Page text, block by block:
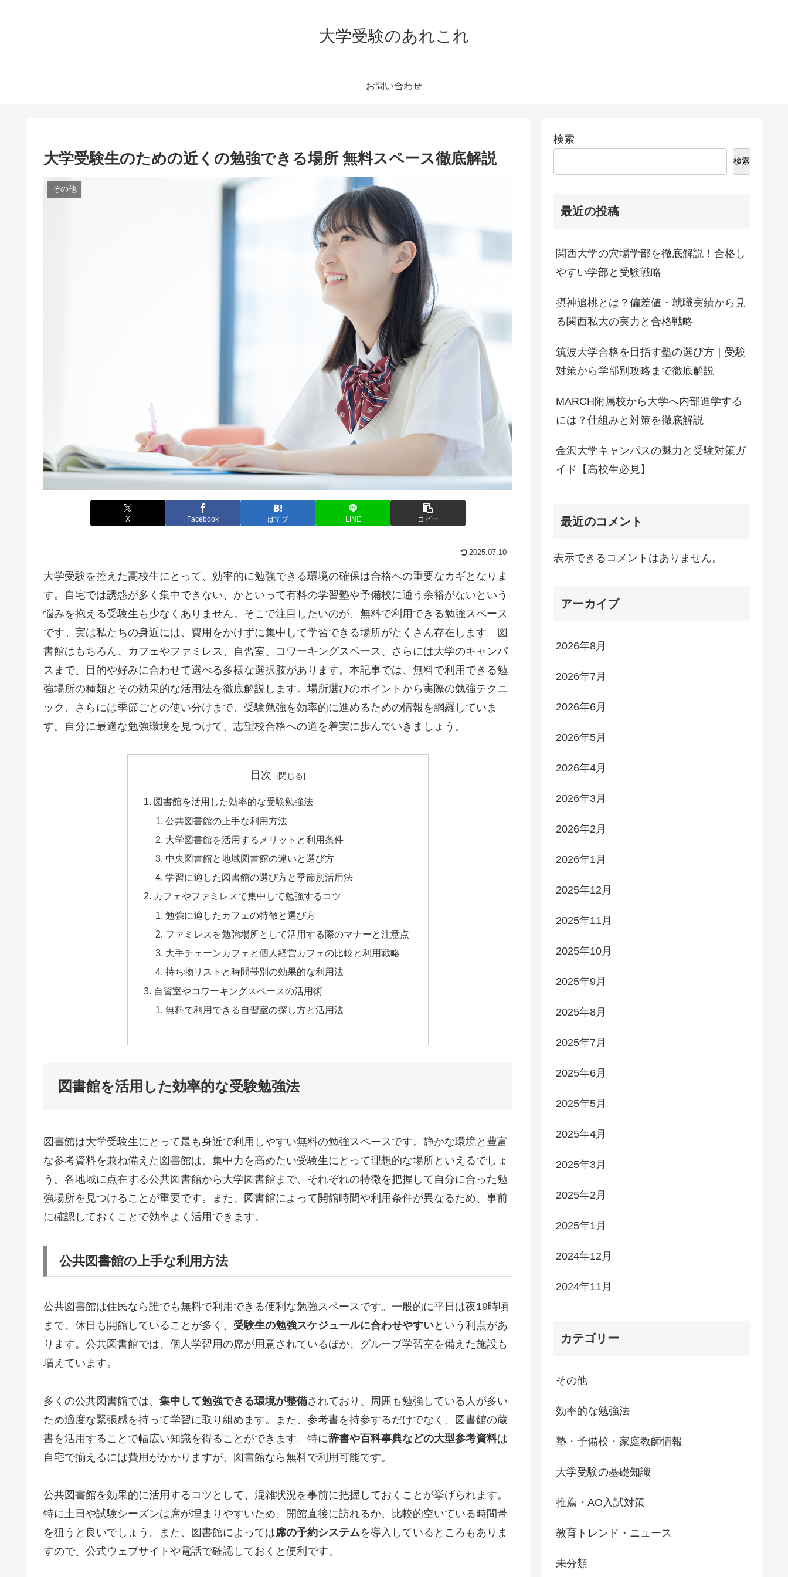
大学受験のあれこれ
お問い合わせ
大学受験生のための近くの勉強できる場所 無料スペース徹底解説
その他
X Facebook はてブ LINE コピー
2025.07.10
大学受験を控えた高校生にとって、効率的に勉強できる環境の確保は合格への重要なカギとなりま
す。自宅では誘惑が多く集中できない、かといって有料の学習塾や予備校に通う余裕がないという
悩みを抱える受験生も少なくありません。そこで注目したいのが、無料で利用できる勉強スペース
です。実は私たちの身近には、費用をかけずに集中して学習できる場所がたくさん存在します。図
書館はもちろん、カフェやファミレス、自習室、コワーキングスペース、さらには大学のキャンパ
スまで、目的や好みに合わせて選べる多様な選択肢があります。本記事では、無料で利用できる勉
強場所の種類とその効果的な活用法を徹底解説します。場所選びのポイントから実際の勉強テクニ
ック、さらには季節ごとの使い分けまで、受験勉強を効率的に進めるための情報を網羅していま
す。自分に最適な勉強環境を見つけて、志望校合格への道を着実に歩んでいきましょう。
目次
図書館を活用した効率的な受験勉強法
公共図書館の上手な利用方法
大学図書館を活用するメリットと利用条件
中央図書館と地域図書館の違いと選び方
学習に適した図書館の選び方と季節別活用法
カフェやファミレスで集中して勉強するコツ
勉強に適したカフェの特徴と選び方
ファミレスを勉強場所として活用する際のマナーと注意点
大手チェーンカフェと個人経営カフェの比較と利用戦略
持ち物リストと時間帯別の効果的な利用法
自習室やコワーキングスペースの活用術
無料で利用できる自習室の探し方と活用法
図書館を活用した効率的な受験勉強法
図書館は大学受験生にとって最も身近で利用しやすい無料の勉強スペースです。静かな環境と豊富
な参考資料を兼ね備えた図書館は、集中力を高めたい受験生にとって理想的な場所といえるでしょ
う。各地域に点在する公共図書館から大学図書館まで、それぞれの特徴を把握して自分に合った勉
強場所を見つけることが重要です。また、図書館によって開館時間や利用条件が異なるため、事前
に確認しておくことで効率よく活用できます。
公共図書館の上手な利用方法
公共図書館は住民なら誰でも無料で利用できる便利な勉強スペースです。一般的に平日は夜19時頃
まで、休日も開館していることが多く、 受験生の勉強スケジュールに合わせやすいという利点があ
ります。公共図書館では、個人学習用の席が用意されているほか、グループ学習室を備えた施設も
増えています。
多くの公共図書館では、 集中して勉強できる環境が整備されており、周囲も勉強している人が多い
ため適度な緊張感を持って学習に取り組めます。また、参考書を持参するだけでなく、図書館の蔵
書を活用することで幅広い知識を得ることができます。特に辞書や百科事典などの大型参考資料は
自宅で揃えるには費用がかかりますが、図書館なら無料で利用可能です。
公共図書館を効果的に活用するコツとして、混雑状況を事前に把握しておくことが挙げられます。
特に土日や試験シーズンは席が埋まりやすいため、開館直後に訪れるか、比較的空いている時間帯
を狙うと良いでしょう。また、図書館によっては席の予約システムを導入しているところもありま
すので、公式ウェブサイトや電話で確認しておくと便利です。
検索
検索
最近の投稿
関西大学の穴場学部を徹底解説！合格し
やすい学部と受験戦略
摂神追桃とは？偏差値・就職実績から見
る関西私大の実力と合格戦略
筑波大学合格を目指す塾の選び方｜受験
対策から学部別攻略まで徹底解説
MARCH附属校から大学へ内部進学する
には？仕組みと対策を徹底解説
金沢大学キャンパスの魅力と受験対策ガ
イド【高校生必見】
最近のコメント
表示できるコメントはありません。
アーカイブ
2026年8月
2026年7月
2026年6月
2026年5月
2026年4月
2026年3月
2026年2月
2026年1月
2025年12月
2025年11月
2025年10月
2025年9月
2025年8月
2025年7月
2025年6月
2025年5月
2025年4月
2025年3月
2025年2月
2025年1月
2024年12月
2024年11月
カテゴリー
その他
効率的な勉強法
塾・予備校・家庭教師情報
大学受験の基礎知識
推薦・AO入試対策
教育トレンド・ニュース
未分類